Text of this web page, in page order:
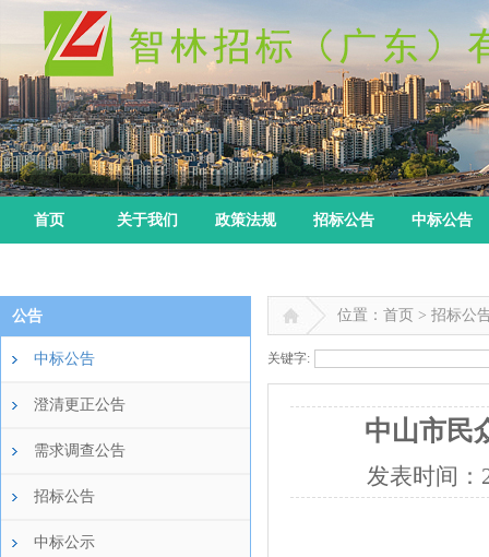
首页 关于我们 政策法规 招标公告 中标公告
公告
中标公告
澄清更正公告
需求调查公告
招标公告
中标公示
位置：首页 > 招标公
关键字:
中山市民
发表时间：